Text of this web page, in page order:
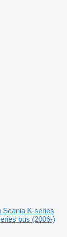
Scania K-series
bus (2006-)